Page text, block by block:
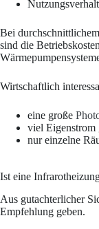
Bei
sind die
Wirtschaftlich
eine große
viel Eigenstrom
nur einzelne
Ist eine
Aus gutachterlicher
Empfehlung geben.